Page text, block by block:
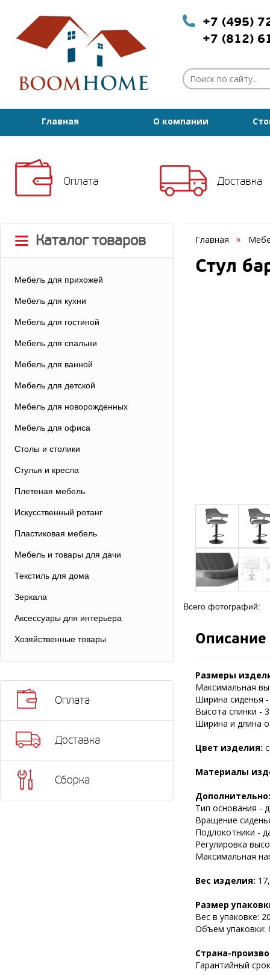
+7 (495)
+7 (812)
Главная О компании
Оплата Доставка
Каталог товаров
Мебель для прихожей
Мебель для кухни
Мебель для гостиной
Мебель для спальни
Мебель для ванной
Мебель для детской
Мебель для новорожденных
Мебель для офиса
Столы и столики
Стулья и кресла
Плетеная мебель
Искусственный ротанг
Пластиковая мебель
Мебель и товары для дачи
Текстиль для дома
Зеркала
Аксессуары для интерьера
Хозяйственные товары
Оплата
Доставка
Сборка
Главная
Стул
Всего фотографий:
Описание
Размеры
Максимальная
Ширина сиденья
Высота спинки -
Ширина и длина
Цвет изделия:
Материалы
Дополнительно:
Тип основания -
Вращение
Подлокотники -
Регулировка
Максимальная
Вес изделия:
Размер
Вес в упаковке:
Объем упаковки:
Страна-
Гарантийный